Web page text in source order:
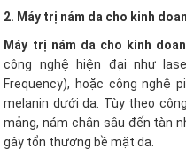
2. Máy trị nám da cho kinh
Máy trị nám da cho kinh
công nghệ hiện đại như
Frequency), hoặc công nghệ
melanin dưới da. Tùy theo
mảng, nám chân sâu đến tàn
gây tổn thương bề mặt da.